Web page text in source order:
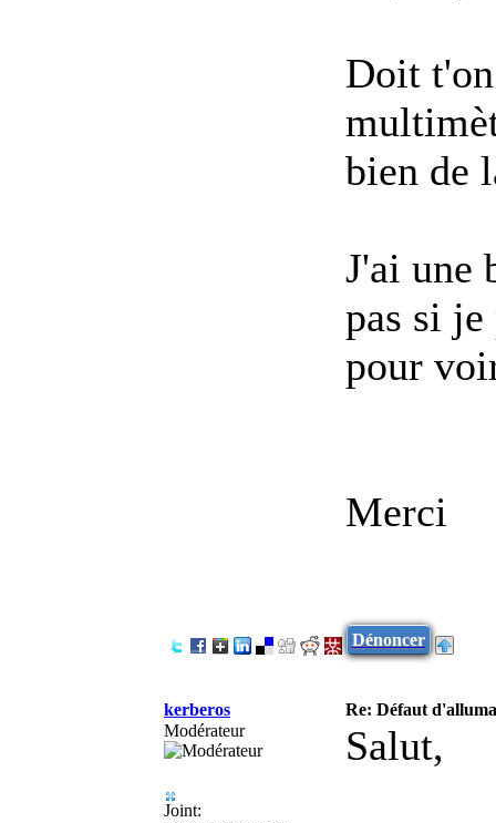
Doit
bien de
J'ai une
pas si
pour
Merci
Dénoncer
kerberos
Re: Défaut
Modérateur
Joint:
Salut,